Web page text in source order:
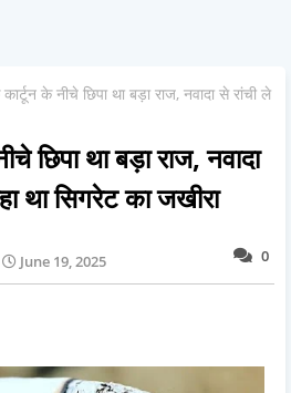
के नीचे छिपा था बड़ा राज, नवादा से रांची ले
छिपा था बड़ा राज, नवादा
था सिगरेट का जखीरा
0
June 19, 2025